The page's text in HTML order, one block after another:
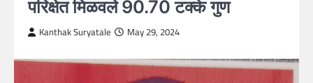
परिक्षेत मिळवले 90.70 टक्के गुण
Kanthak Suryatale May 29, 2024